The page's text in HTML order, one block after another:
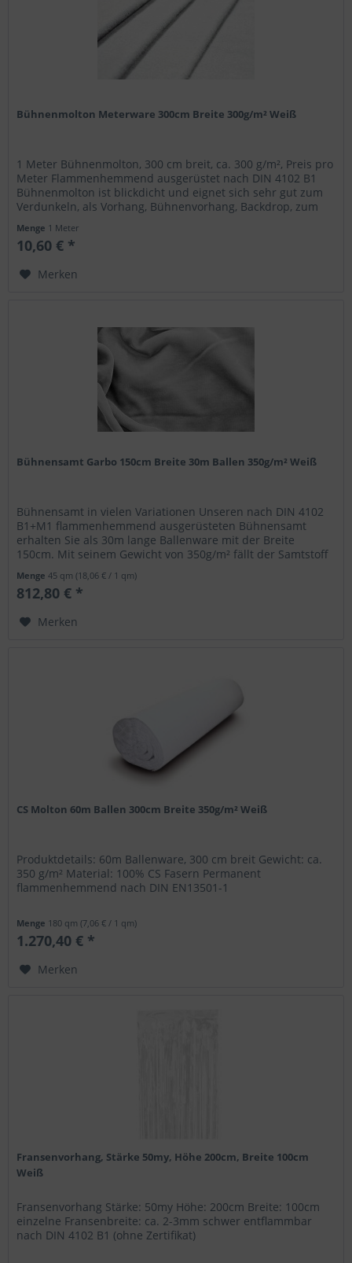
Bühnenmolton Meterware 300cm Breite 300g/m² Weiß
1 Meter Bühnenmolton, 300 cm breit, ca. 300 g/m², Preis pro
Meter Flammenhemmend ausgerüstet nach DIN 4102 B1
Bühnenmolton ist blickdicht und eignet sich sehr gut zum
Verdunkeln, als Vorhang, Bühnenvorhang, Backdrop, zum
Menge 1 Meter
10,60 € *
Merken
Bühnensamt Garbo 150cm Breite 30m Ballen 350g/m² Weiß
Bühnensamt in vielen Variationen Unseren nach DIN 4102
B1+M1 flammenhemmend ausgerüsteten Bühnensamt
erhalten Sie als 30m lange Ballenware mit der Breite
150cm. Mit seinem Gewicht von 350g/m² fällt der Samtstoff
Menge45 qm(18,06 € / 1 qm)
812,80 € *
Merken
CS Molton 60m Ballen 300cm Breite 350g/m² Weiß
Produktdetails: 60m Ballenware, 300 cm breit Gewicht: ca.
350 g/m² Material: 100% CS Fasern Permanent
flammenhemmend nach DIN EN13501-1
Menge 180 qm(7,06 € / 1 qm)
1.270,40 € *
Merken
Fransenvorhang, Stärke 50my, Höhe 200cm, Breite 100cm
Weiß
Fransenvorhang Stärke: 50my Höhe: 200cm Breite: 100cm
einzelne Fransenbreite: ca. 2-3mm schwer entflammbar
nach DIN 4102 B1 (ohne Zertifikat)